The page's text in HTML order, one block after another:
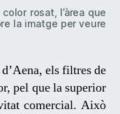
rosat, l’àrea que
la imatge per veure
els filtres de
pel que la superior
comercial. Això